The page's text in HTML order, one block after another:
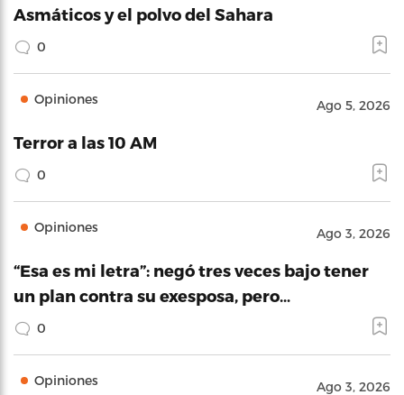
Asmáticos y el polvo del Sahara
0
Opiniones Ago 5, 2026
Terror a las 10 AM
0
Opiniones Ago 3, 2026
“Esa es mi letra”: negó tres veces bajo tener
un plan contra su exesposa, pero…
0
Opiniones Ago 3, 2026